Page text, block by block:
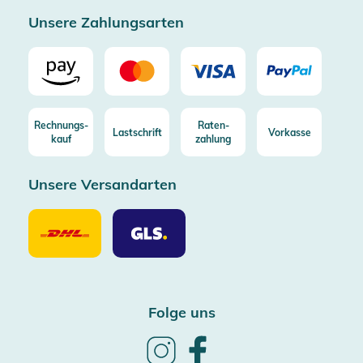
Unsere Zahlungsarten
Rechnungs-
kauf
Lastschrift
Raten-
zahlung
Vorkasse
Unsere Versandarten
Unsere
Versandarten
DHL
Unsere
Versandarten
GLS
Folge uns
Follow